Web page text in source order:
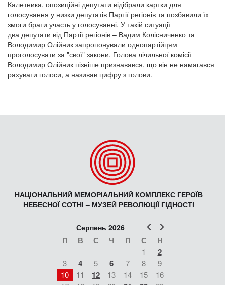
Калетника, опозиційні депутати відібрали картки для
голосування у низки депутатів Партії регіонів та позбавили їх
змоги брати участь у голосуванні. У такій ситуації
два депутати від Партії регіонів – Вадим Колісниченко та
Володимир Олійник запропонували однопартійцям
проголосувати за "свої" закони. Голова лічильної комісії
Володимир Олійник пізніше признавався, що він не намагався
рахувати голоси, а називав цифру з голови.
НАЦІОНАЛЬНИЙ МЕМОРІАЛЬНИЙ КОМПЛЕКС ГЕРОЇВ
НЕБЕСНОЇ СОТНІ – МУЗЕЙ РЕВОЛЮЦІЇ ГІДНОСТІ
Попер
Серпень 2026
П В С Ч П С Н
1 2
3 4 5 6 7 8
9
10
11 12 13 14 15
16